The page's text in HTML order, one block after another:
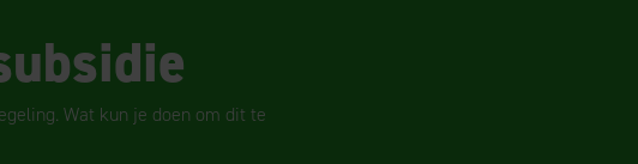
Wat kun je doen om dit te